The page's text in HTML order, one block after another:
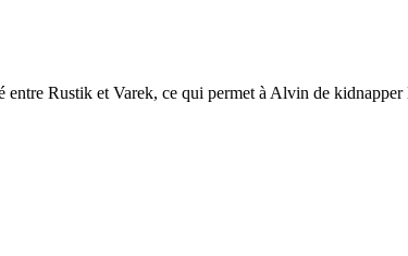
Rustik et Varek, ce qui permet à Alvin de